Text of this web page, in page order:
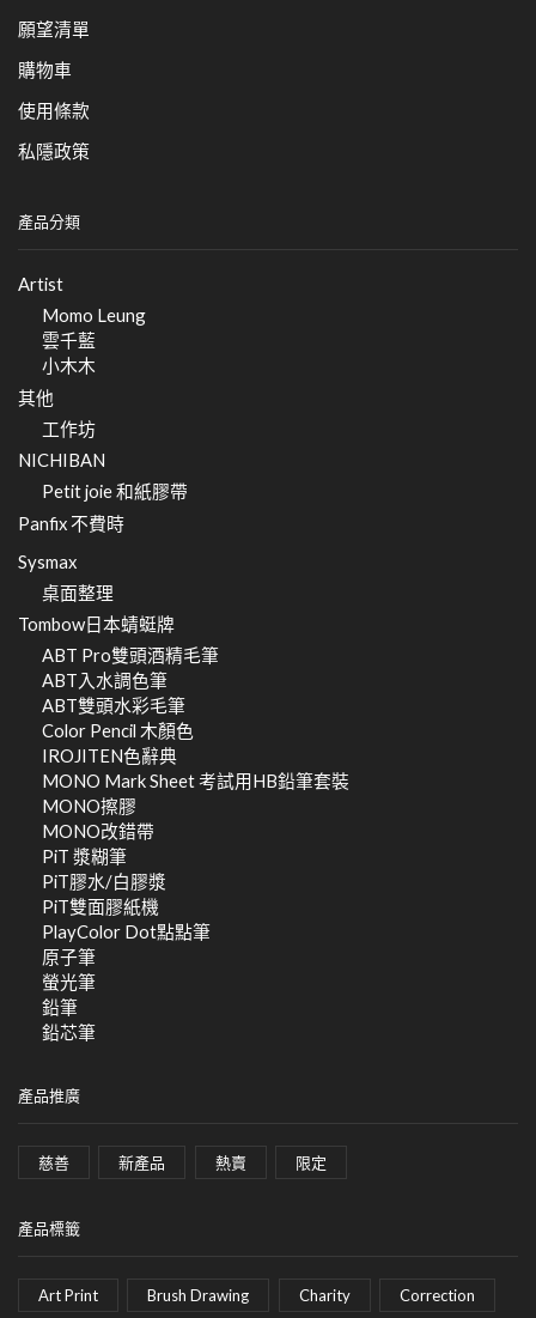
願望清單
購物車
使用條款
私隱政策
產品分類
Artist
Momo Leung
雲千藍
小木木
其他
工作坊
NICHIBAN
Petit joie 和紙膠帶
Panfix 不費時
Sysmax
桌面整理
Tombow日本蜻蜓牌
ABT Pro雙頭酒精毛筆
ABT入水調色筆
ABT雙頭水彩毛筆
Color Pencil 木顏色
IROJITEN色辭典
MONO Mark Sheet 考試用HB鉛筆套裝
MONO擦膠
MONO改錯帶
PiT 漿糊筆
PiT膠水/白膠漿
PiT雙面膠紙機
PlayColor Dot點點筆
原子筆
螢光筆
鉛筆
鉛芯筆
產品推廣
慈善 新產品 熱賣 限定
產品標籤
Art Print Brush Drawing Charity Correction